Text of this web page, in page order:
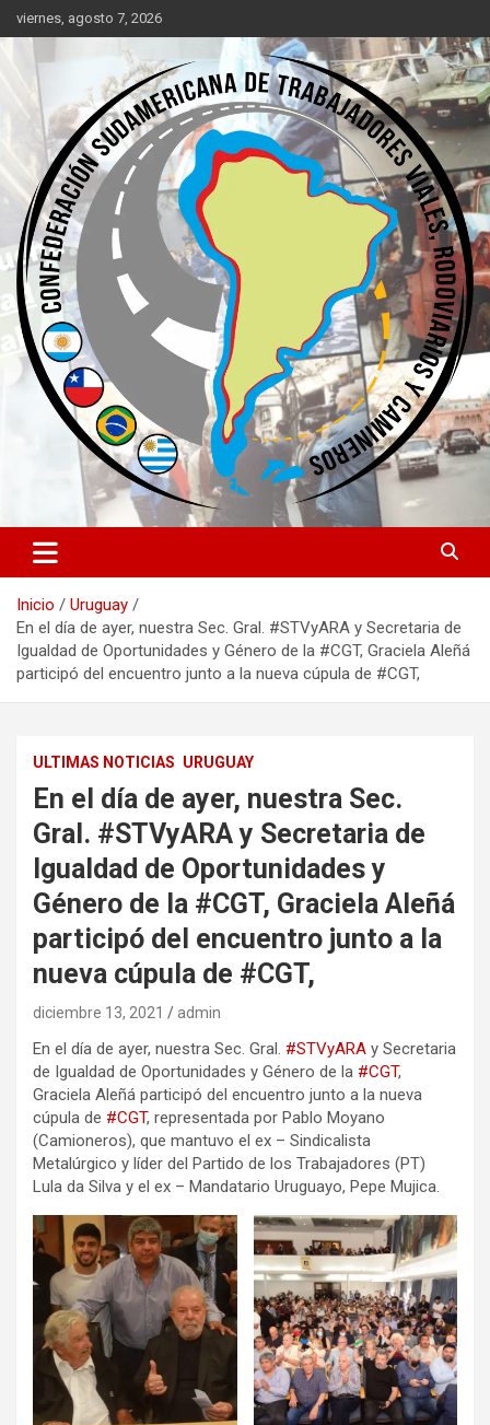
Saltar
al
contenido
viernes, agosto 7, 2026
Inicio
Uruguay
En el día de ayer, nuestra Sec. Gral. #STVyARA y Secretaria de
Igualdad de Oportunidades y Género de la #CGT, Graciela Aleñá
participó del encuentro junto a la nueva cúpula de #CGT,
ULTIMAS NOTICIAS URUGUAY
En el día de ayer, nuestra Sec.
Gral. #STVyARA y Secretaria de
Igualdad de Oportunidades y
Género de la #CGT, Graciela Aleñá
participó del encuentro junto a la
nueva cúpula de #CGT,
diciembre 13, 2021 admin
En el día de ayer, nuestra Sec. Gral. #STVyARA y Secretaria
de Igualdad de Oportunidades y Género de la #CGT,
Graciela Aleñá participó del encuentro junto a la nueva
cúpula de #CGT, representada por Pablo Moyano
(Camioneros), que mantuvo el ex – Sindicalista
Metalúrgico y líder del Partido de los Trabajadores (PT)
Lula da Silva y el ex – Mandatario Uruguayo, Pepe Mujica.